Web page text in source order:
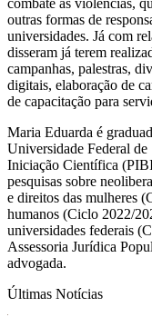
outras formas de
universidades. Já com
disseram já terem
campanhas, palestras,
digitais, elaboração de
de capacitação para
Maria Eduarda é
Universidade Federal
Iniciação Científica
pesquisas sobre
e direitos das mulheres
humanos (Ciclo 2022/
universidades federais
Assessoria Jurídica
advogada.
Últimas Notícias